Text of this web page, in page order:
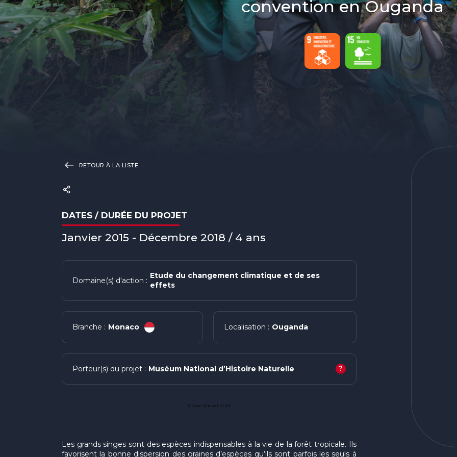
convention en Ouganda
RETOUR À LA LISTE
DATES / DURÉE DU PROJET
Janvier 2015 - Décembre 2018 / 4 ans
Domaine(s) d'action :
Etude du changement climatique et de ses
effets
Branche : Monaco Localisation : Ouganda
Porteur(s) du projet : Muséum National d’Histoire Naturelle ?
© Jean-Michel Krief
Les grands singes sont des espèces indispensables à la vie de la forêt tropicale. Ils
favorisent la bonne dispersion des graines d’espèces qu’ils sont parfois les seuls à